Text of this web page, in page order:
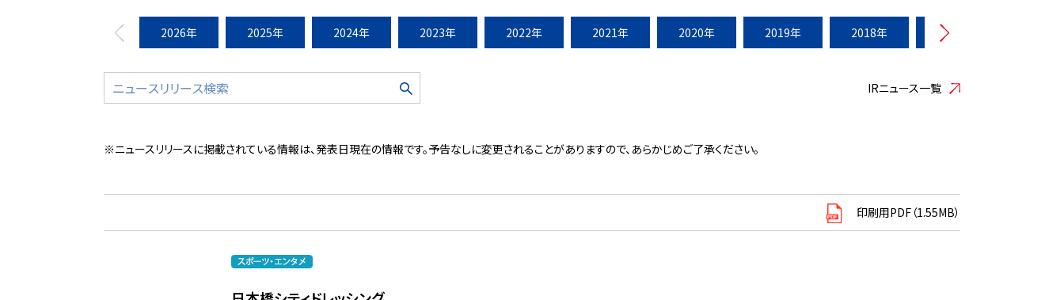
2026年 2025年 2024年 2023年 2022年 2021年 2020年 2019年 2018年 2017年
IRニュース一覧
※ニュースリリースに掲載されている情報は、発表日現在の情報です。予告なしに変更されることがありますので、あらかじめご了承ください。
印刷用PDF（1.55MB）